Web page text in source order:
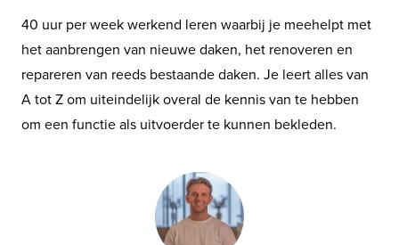
40 uur per week werkend leren waarbij je meehelpt met
het aanbrengen van nieuwe daken, het renoveren en
repareren van reeds bestaande daken. Je leert alles van
A tot Z om uiteindelijk overal de kennis van te hebben
om een functie als uitvoerder te kunnen bekleden.